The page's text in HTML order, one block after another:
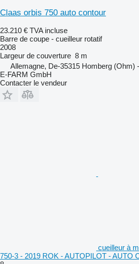
Claas orbis 750 auto contour
23.210 € TVA incluse
Barre de coupe - cueilleur rotatif
2008
Largeur de couverture 8 m
Allemagne, De-35315 Homberg (Ohm)
E-FARM GmbH
Contacter le vendeur
cueilleur à
750-3 - 2019 ROK - AUTOPILOT - AUTO